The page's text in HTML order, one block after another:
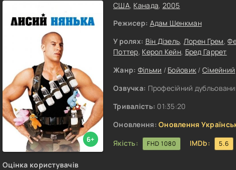
6+
Оцінка користувачів
США, Канада, 2005
Режисер: Адам Шенкман
У ролях: Він Дізель, Лорен Грем,
Поттер, Керол Кейн, Бред Гаррет
Жанр: Фільми / Бойовик /Сімейний
Озвучка: Професійний
Тривалість: 01:35:20
Оновлення: Оновлення
Якість:
FHD 1080 IMDb: 5.6